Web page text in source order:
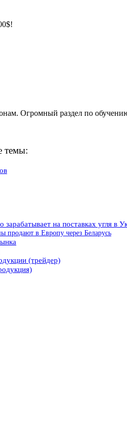
Огромный раздел по
темы:
на поставках угля в
продают в Европу через Беларусь
(трейдер)